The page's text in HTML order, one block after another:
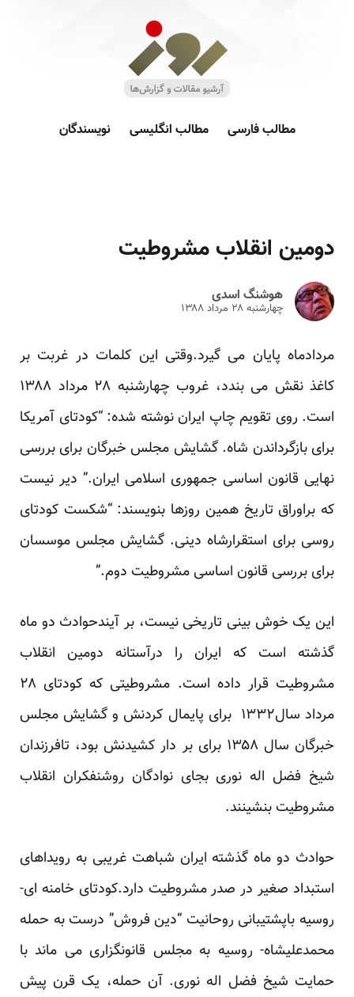
مطالب فارسی مطالب انگلیسی نویسندگان
دومین انقلاب مشروطیت
هوشنگ اسدی
چهارشنبه ۲۸ مرداد ۱۳۸۸
مردادماه پایان می گیرد.وقتی این کلمات در غربت بر
کاغذ نقش می بندد، غروب چهارشنبه ۲۸ مرداد ۱۳۸۸
است. روی تقویم چاپ ایران نوشته شده: “کودتای آمریکا
برای بازگرداندن شاه. گشایش مجلس خبرگان برای بررسی
نهایی قانون اساسی جمهوری اسلامی ایران.” دیر نیست
که براوراق تاریخ همین روزها بنویسند: “شکست کودتای
روسی برای استقرارشاه دینی. گشایش مجلس موسسان
برای بررسی قانون اساسی مشروطیت دوم.”
این یک خوش بینی تاریخی نیست، بر آیندحوادث دو ماه
گذشته است که ایران را درآستانه دومین انقلاب
مشروطیت قرار داده است. مشروطیتی که کودتای ۲۸
مرداد سال۱۳۳۲ برای پایمال کردنش و گشایش مجلس
خبرگان سال ۱۳۵۸ برای بر دار کشیدنش بود، تافرزندان
شیخ فضل اله نوری بجای نوادگان روشنفکران انقلاب
مشروطیت بنشینند.
حوادث دو ماه گذشته ایران شباهت غریبی به رویداهای
استبداد صغیر در صدر مشروطیت دارد.کودتای خامنه ای-
روسیه باپشتیبانی روحانیت “دین فروش” درست به حمله
محمدعلیشاه- روسیه به مجلس قانونگزاری می ماند با
حمایت شیخ فضل اله نوری. آن حمله، یک قرن پیش